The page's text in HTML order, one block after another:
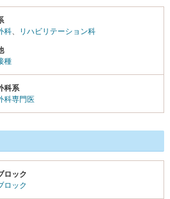
科
リハビリテーション科
種
科系
科専門医
ロック
ロック